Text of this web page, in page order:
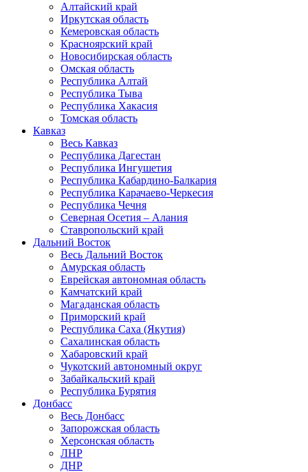
Алтайский край
Иркутская область
Кемеровская область
Красноярский край
Новосибирская область
Омская область
Республика Алтай
Республика Тыва
Республика Хакасия
Томская область
Кавказ
Весь Кавказ
Республика Дагестан
Республика Ингушетия
Республика Кабардино-Балкария
Республика Карачаево-Черкесия
Республика Чечня
Северная Осетия – Алания
Ставропольский край
Дальний Восток
Весь Дальний Восток
Амурская область
Еврейская автономная область
Камчатский край
Магаданская область
Приморский край
Республика Саха (Якутия)
Сахалинская область
Хабаровский край
Чукотский автономный округ
Забайкальский край
Республика Бурятия
Донбасс
Весь Донбасс
Запорожская область
Херсонская область
ЛНР
ДНР